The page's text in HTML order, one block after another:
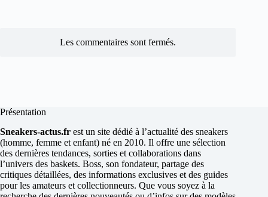
Les commentaires sont fermés.
Présentation
Sneakers-actus.fr est un site dédié à l’actualité des sneakers
(homme, femme et enfant) né en 2010. Il offre une sélection
des dernières tendances, sorties et collaborations dans
l’univers des baskets. Boss, son fondateur, partage des
critiques détaillées, des informations exclusives et des guides
pour les amateurs et collectionneurs. Que vous soyez à la